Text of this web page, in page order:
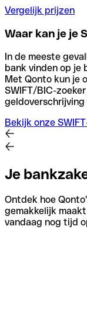
Vergelijk prijzen
Waar kan je je
In de meeste
bank vinden op je
Met Qonto kun je
SWIFT/BIC-
geldoverschrijving
Bekijk onze
Je
Ontdek hoe
gemakkelijk
vandaag nog tijd